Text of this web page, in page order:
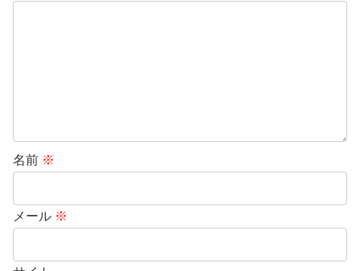
名前 ※
メール ※